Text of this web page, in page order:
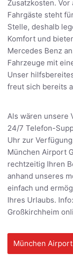
Zusatzkosten.
Fahrgäste steht
Stelle, deshalb
Komfort und
Mercedes Benz
Fahrzeuge mit
Unser
freut sich bereits
Als wären unsere
24/7 Telefon-
Uhr zur
München Airport
rechtzeitig Ihren
anhand unseres
einfach und
Ihres Urlaubs.
Großkirchheim
München